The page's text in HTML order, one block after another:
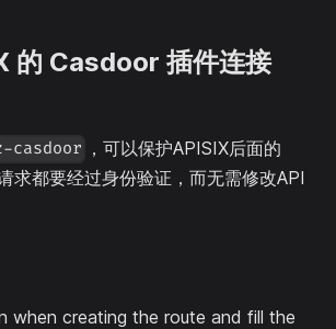
的 Casdoor 插件连接
casdoor ，可以保护APISIX后面的
求都要经过身份验证，而无需修改API
when creating the route and fill the